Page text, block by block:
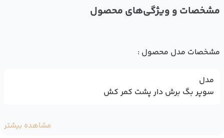
مشخصات و ویژگی‌های محصول
مشخصات مدل محصول :
مدل
سوپر بگ برش دار پشت کمر کش
مشاهده بیشتر